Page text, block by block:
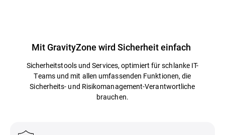
Mit GravityZone wird Sicherheit einfach
Sicherheitstools und Services, optimiert für schlanke IT-
Teams und mit allen umfassenden Funktionen, die
Sicherheits- und Risikomanagement-Verantwortliche
brauchen.